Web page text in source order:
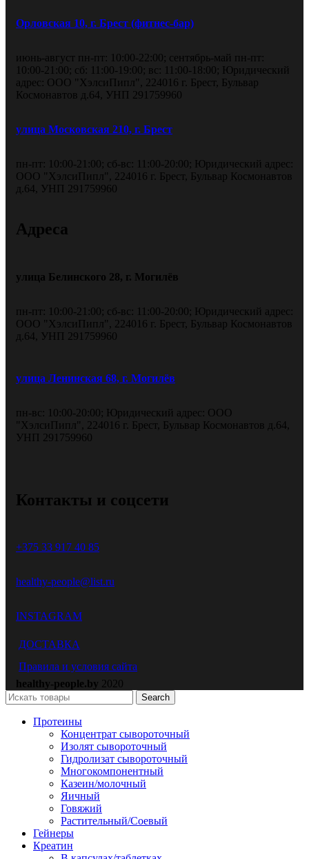
Орловская 10, г. Брест (фитнес-бар)
июнь-август пн-пт: 10:00-22:00; сентябрь-май пн-пт:
10:00-21:00; сб: 11:00-19:00; вс: 11:00-18:00; Юридический
адрес: ООО "ХэлсиПипл", 224016 г. Брест, Бульвар
Космонавтов д.64, УНП 291759960
улица Московская 210, г. Брест
пн-пт: 10:00-21:00; сб-вс: 11:00-20:00; Юридический адрес:
ООО "ХэлсиПипл", 224016 г. Брест, Бульвар Космонавтов
д.64, УНП 291759960
Адреса
улица Белинского 28, г. Могилёв
пн-пт: 10:00-21:00; сб-вс: 11:00-20:00; Юридический адрес:
ООО "ХэлсиПипл", 224016 г. Брест, Бульвар Космонавтов
д.64, УНП 291759960
улица Ленинская 68, г. Могилёв
пн-вс: 10:00-20:00; Юридический адрес: ООО
"ХэлсиПипл", 224016 г. Брест, Бульвар Космонавтов д.64,
УНП 291759960
Контакты и соцсети
+375 33 917 40 85
healthy-people@list.ru
INSTAGRAM
ДОСТАВКА
Правила и условия сайта
healthy-people.by 2020
Search
Протеины
Концентрат сывороточный
Изолят сывороточный
Гидролизат сывороточный
Многокомпонентный
Казеин/молочный
Яичный
Говяжий
Растительный/Соевый
Гейнеры
Креатин